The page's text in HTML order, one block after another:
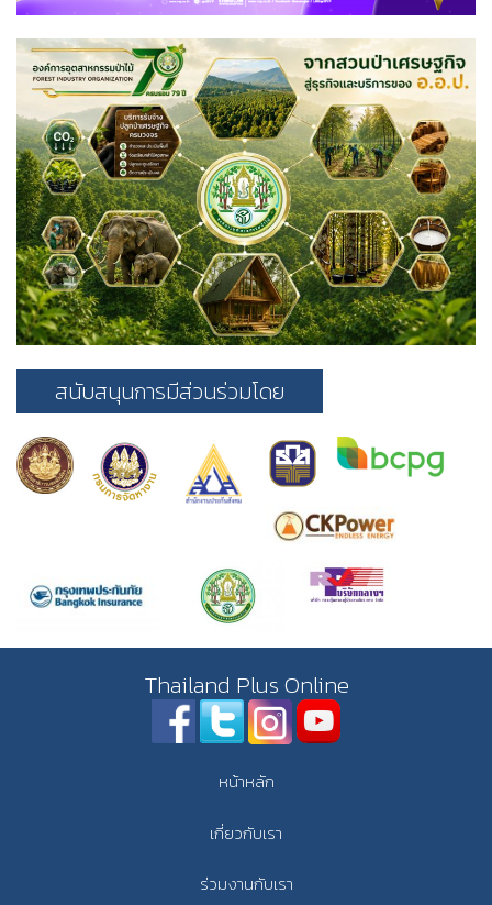
สนับสนุนการมีส่วนร่วมโดย
Thailand Plus Online
หน้าหลัก
เกี่ยวกับเรา
ร่วมงานกับเรา